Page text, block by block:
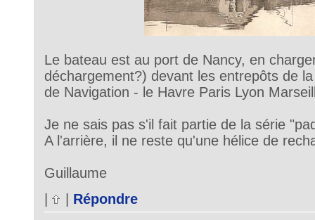
Le bateau est au port de Nancy, en
déchargement?) devant les entrepôts de
de Navigation - le Havre Paris Lyon
Je ne sais pas s'il fait partie de la série
A l'arrière, il ne reste qu'une hélice de
Guillaume
|
| Répondre